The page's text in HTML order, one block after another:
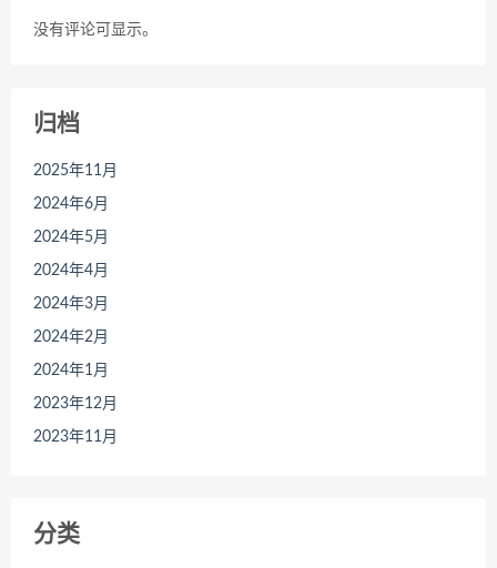
没有评论可显示。
归档
2025年11月
2024年6月
2024年5月
2024年4月
2024年3月
2024年2月
2024年1月
2023年12月
2023年11月
分类